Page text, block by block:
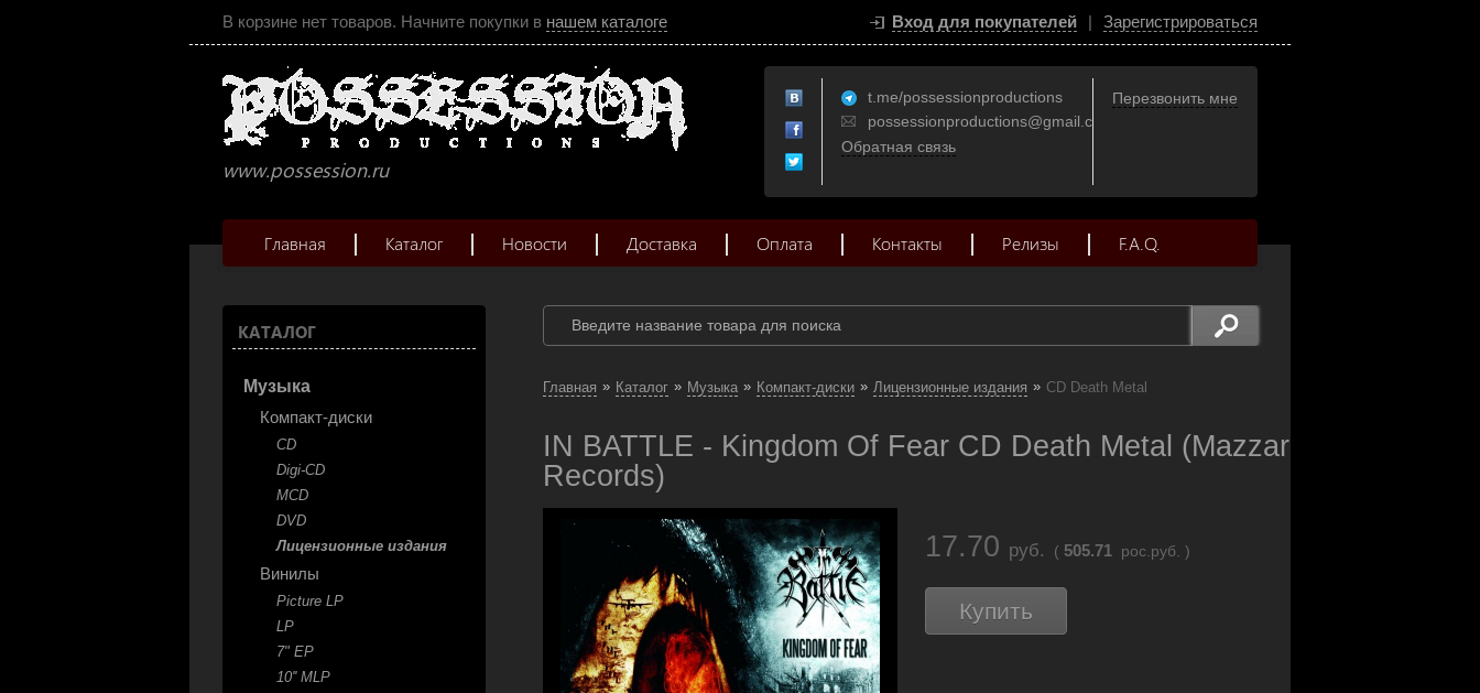
В корзине нет товаров. Начните покупки в нашем каталоге Вход для покупателей | Зарегистрироваться
www.possession.ru
t.me/possessionproductions
possessionproductions@gmail.com
Обратная связь
Перезвонить мне
Главная Каталог Новости Доставка Оплата Контакты Релизы F.A.Q.
КАТАЛОГ
Музыка
Компакт-диски
CD
Digi-CD
MCD
DVD
Лицензионные издания
Винилы
Picture LP
LP
7" EP
10'' MLP
Главная » Каталог » Музыка » Компакт-диски » Лицензионные издания » CD Death Metal
IN BATTLE - Kingdom Of Fear CD Death Metal (Mazzar
Records)
17.70 руб. ( 505.71 рос.руб. )
Купить